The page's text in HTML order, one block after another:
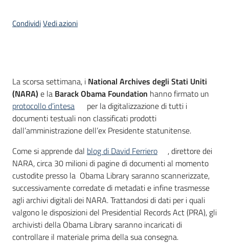
Seguici
CondividiVedi azioni
Introduzione
La scorsa settimana, i National Archives degli Stati Uniti
(NARA) e la Barack Obama Foundation hanno firmato un
protocollo d’intesa
per la digitalizzazione di tutti i
documenti testuali non classificati prodotti
dall’amministrazione dell’ex Presidente statunitense.
Come si apprende dal blog di David Ferriero
, direttore dei
NARA, circa 30 milioni di pagine di documenti al momento
custodite presso la Obama Library saranno scannerizzate,
successivamente corredate di metadati e infine trasmesse
agli archivi digitali dei NARA. Trattandosi di dati per i quali
valgono le disposizioni del Presidential Records Act (PRA), gli
archivisti della Obama Library saranno incaricati di
controllare il materiale prima della sua consegna.